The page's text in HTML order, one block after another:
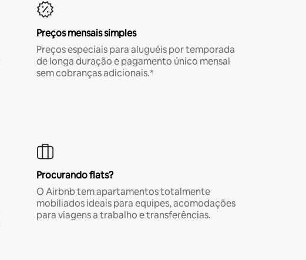
Preços mensais simples
Preços especiais para aluguéis por temporada
de longa duração e pagamento único mensal
sem cobranças adicionais.*
Procurando flats?
O Airbnb tem apartamentos totalmente
mobiliados ideais para equipes, acomodações
para viagens a trabalho e transferências.